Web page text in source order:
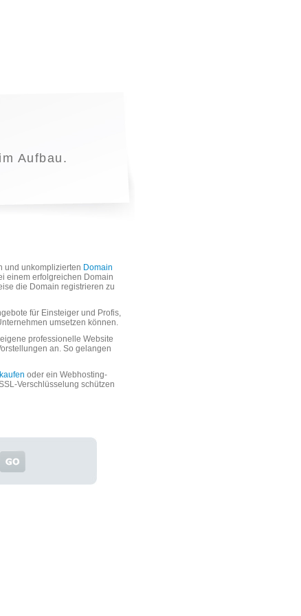
Aufbau.
und unkomplizierten Domain
einem erfolgreichen Domain
die Domain registrieren zu
für Einsteiger und Profis,
umsetzen können.
professionelle Website
an. So gelangen
oder ein Webhosting-
Verschlüsselung schützen